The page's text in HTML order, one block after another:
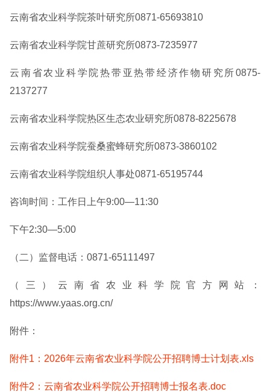
云南省农业科学院茶叶研究所0871-65693810
云南省农业科学院甘蔗研究所0873-7235977
云南省农业科学院热带亚热带经济作物研究所0875-
2137277
云南省农业科学院热区生态农业研究所0878-8225678
云南省农业科学院蚕桑蜜蜂研究所0873-3860102
云南省农业科学院组织人事处0871-65195744
咨询时间：工作日上午9:00—11:30
下午2:30—5:00
（二）监督电话：0871-65111497
（三）云南省农业科学院官方网站：
https://www.yaas.org.cn/
附件：
附件1：2026年云南省农业科学院公开招聘博士计划表.xls
附件2：云南省农业科学院公开招聘博士报名表.doc